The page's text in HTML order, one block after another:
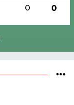
0 0